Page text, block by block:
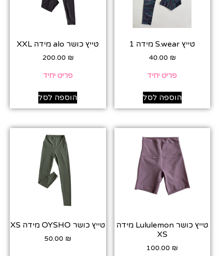
טייץ S.wear מידה 1
40.00 ₪
פריט יחיד
הוספה לסל
טייץ כושר alo מידה XXL
200.00 ₪
פריט יחיד
הוספה לסל
טייץ כושר Lululemon מידה
XS
100.00 ₪
טייץ כושר OYSHO מידה XS
50.00 ₪